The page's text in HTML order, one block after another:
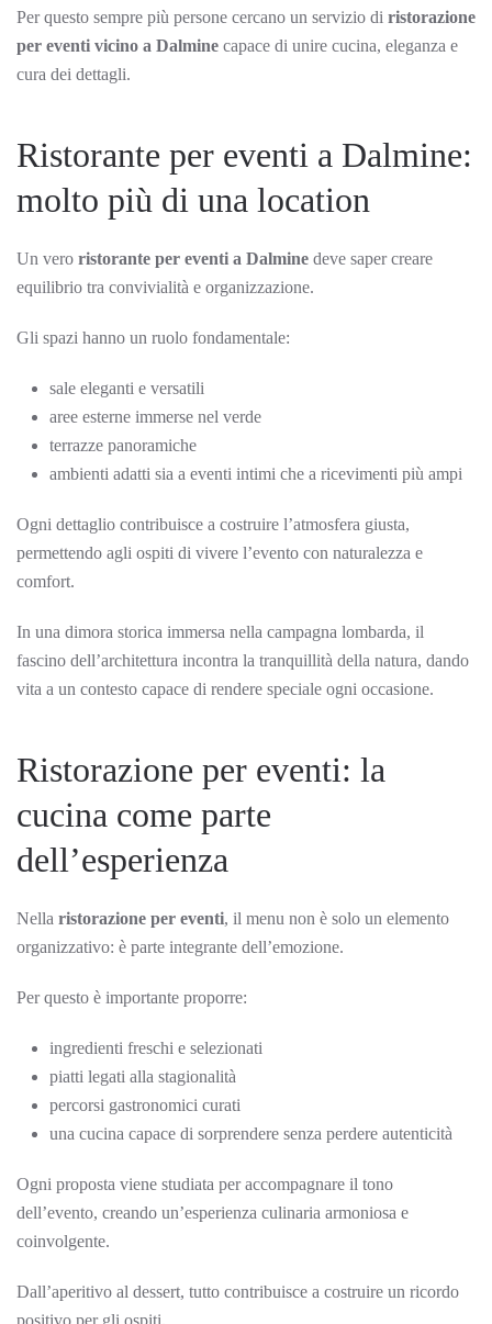
Per questo sempre più persone cercano un servizio di ristorazione
per eventi vicino a Dalmine capace di unire cucina, eleganza e
cura dei dettagli.
Ristorante per eventi a Dalmine:
molto più di una location
Un vero ristorante per eventi a Dalmine deve saper creare
equilibrio tra convivialità e organizzazione.
Gli spazi hanno un ruolo fondamentale:
sale eleganti e versatili
aree esterne immerse nel verde
terrazze panoramiche
ambienti adatti sia a eventi intimi che a ricevimenti più ampi
Ogni dettaglio contribuisce a costruire l’atmosfera giusta,
permettendo agli ospiti di vivere l’evento con naturalezza e
comfort.
In una dimora storica immersa nella campagna lombarda, il
fascino dell’architettura incontra la tranquillità della natura, dando
vita a un contesto capace di rendere speciale ogni occasione.
Ristorazione per eventi: la
cucina come parte
dell’esperienza
Nella ristorazione per eventi, il menu non è solo un elemento
organizzativo: è parte integrante dell’emozione.
Per questo è importante proporre:
ingredienti freschi e selezionati
piatti legati alla stagionalità
percorsi gastronomici curati
una cucina capace di sorprendere senza perdere autenticità
Ogni proposta viene studiata per accompagnare il tono
dell’evento, creando un’esperienza culinaria armoniosa e
coinvolgente.
Dall’aperitivo al dessert, tutto contribuisce a costruire un ricordo
positivo per gli ospiti.